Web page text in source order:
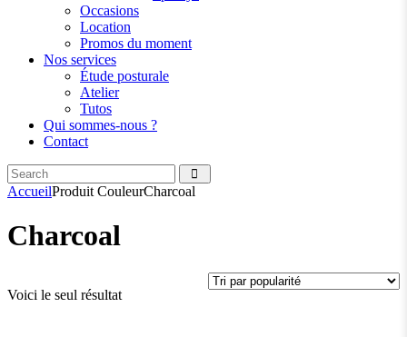
Occasions
Location
Promos du moment
Nos services
Étude posturale
Atelier
Tutos
Qui sommes-nous ?
Contact
Search
facebook
instagramm
AccueilProduit CouleurCharcoal
Charcoal
Voici le seul résultat